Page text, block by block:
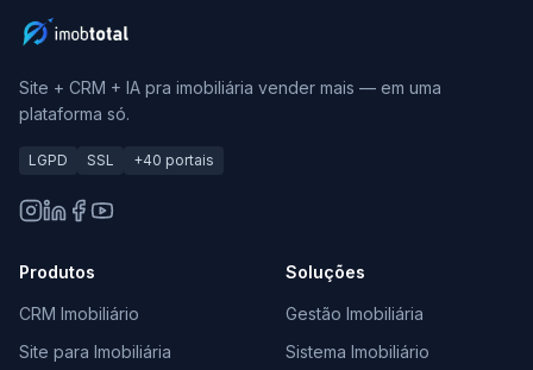
Site + CRM + IA pra imobiliária vender mais — em uma
plataforma só.
LGPD SSL +40 portais
Produtos
CRM Imobiliário
Site para Imobiliária
Soluções
Gestão Imobiliária
Sistema Imobiliário